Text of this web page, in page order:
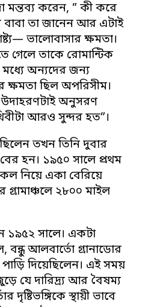
মন্তব্য করেন, ” কী করে
তা জানেন আর এটাই
ভালোবাসার ক্ষমতা।
গেলে তাকে রোমান্টিক
অন্যদের জন্য
ক্ষমতা ছিল অপরিসীম।
অনুসরণ
আরও সুন্দর হত”।
তখন তিনি দুবার
হন। ১৯৫০ সালে প্রথম
নিয়ে একা বেরিয়ে
গ্রামাঞ্চলে ২৮০০ মাইল
১৯৫২ সালে। একটা
আলবার্তো গ্রানাডোর
দিয়েছিলেন। এই সময়
যে দারিদ্র‍্য আর বৈষম্য
দৃষ্টিভঙ্গিকে স্থায়ী ভাবে